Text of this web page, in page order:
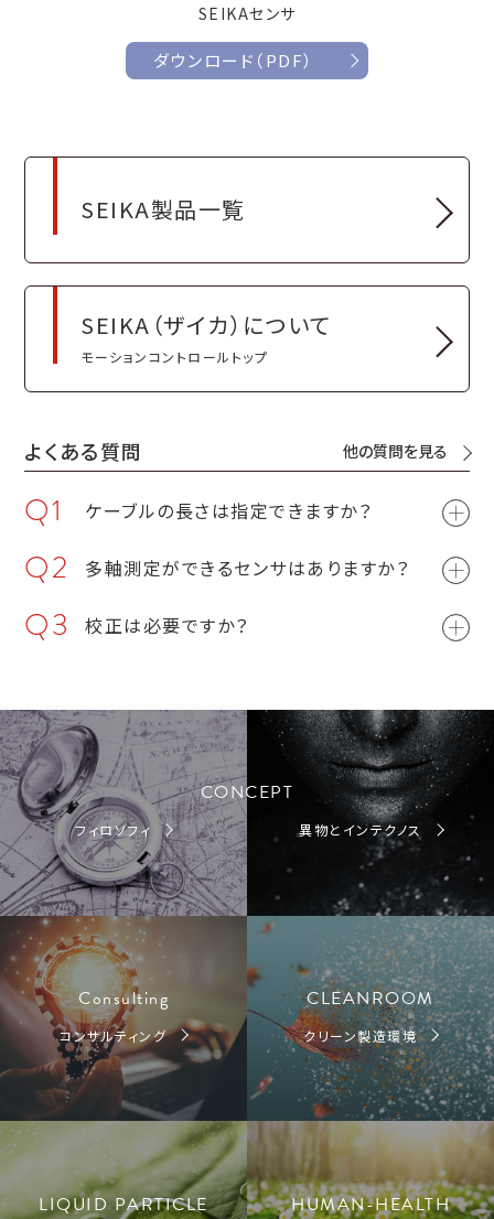
SEIKAセンサ
ダウンロード（PDF）
SEIKA製品一覧
SEIKA（ザイカ）について
モーションコントロールトップ
よくある質問 他の質問を見る
Q1 ケーブルの長さは指定できますか？
Q2 多軸測定ができるセンサはありますか？
Q3 校正は必要ですか？
フィロソフィ
CONCEPT
異物とインテクノス
Consulting
コンサルティング
CLEANROOM
クリーン製造環境
LIQUID PARTICLE HUMAN-HEALTH